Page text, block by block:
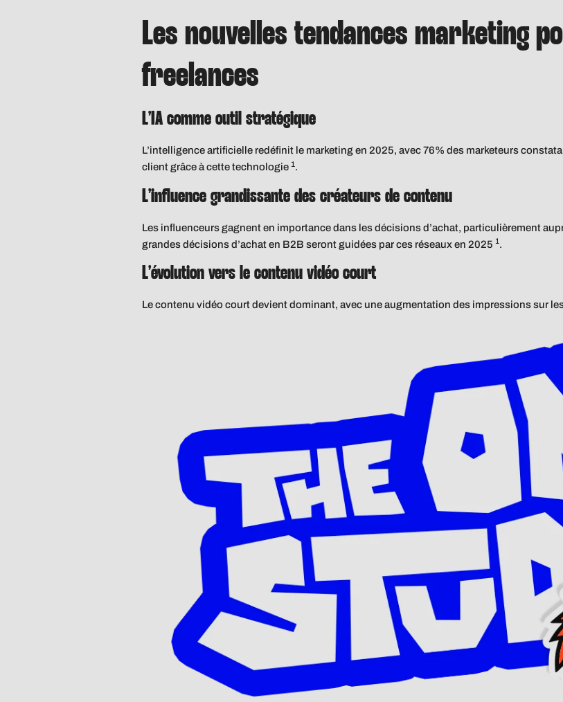
Les nouvelles tendances marketing
freelances
L’IA comme outil stratégique
L’intelligence artificielle redéfinit le marketing en 2025, avec 76% des marketeurs
client grâce à cette technologie 1.
L’influence grandissante des créateurs de contenu
Les influenceurs gagnent en importance dans les décisions d’achat, particulièrement
grandes décisions d’achat en B2B seront guidées par ces réseaux en 2025 1.
L’évolution vers le contenu vidéo court
Le contenu vidéo court devient dominant, avec une augmentation des impressions sur